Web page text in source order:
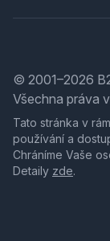
© 2001–2026
Všechna práva
Tato stránka v
používání a
Chráníme Vaše
Detaily zde.